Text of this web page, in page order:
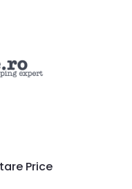
Price